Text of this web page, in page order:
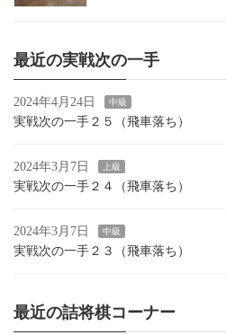
最近の実戦次の一手
2024年4月24日 中級
実戦次の一手２５（飛車落ち）
2024年3月7日 上級
実戦次の一手２４（飛車落ち）
2024年3月7日 中級
実戦次の一手２３（飛車落ち）
最近の詰将棋コーナー